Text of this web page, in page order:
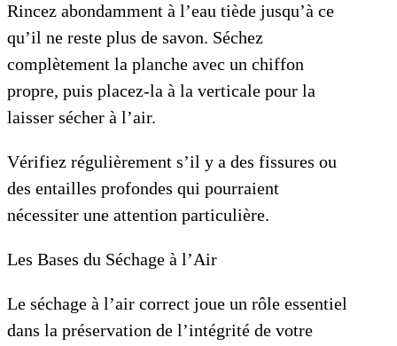
Rincez abondamment à l’eau tiède jusqu’à ce
qu’il ne reste plus de savon. Séchez
complètement la planche avec un chiffon
propre, puis placez-la à la verticale pour la
laisser sécher à l’air.
Vérifiez régulièrement s’il y a des fissures ou
des entailles profondes qui pourraient
nécessiter une attention particulière.
Les Bases du Séchage à l’Air
Le séchage à l’air correct joue un rôle essentiel
dans la préservation de l’intégrité de votre